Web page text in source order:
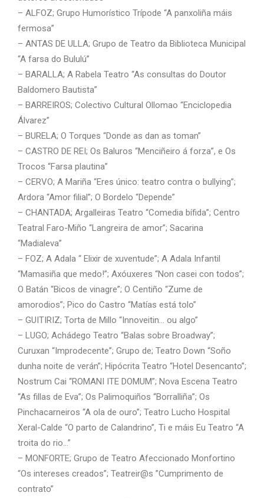
– ALFOZ; Grupo Humorístico Trípode “A panxoliña máis
fermosa”
– ANTAS DE ULLA; Grupo de Teatro da Biblioteca Municipal
“A farsa do Bululú”
– BARALLA; A Rabela Teatro “As consultas do Doutor
Baldomero Bautista”
– BARREIROS; Colectivo Cultural Ollomao “Enciclopedia
Álvarez”
– BURELA; O Torques “Donde as dan as toman”
– CASTRO DE REI; Os Baluros “Menciñeiro á forza”, e Os
Trocos “Farsa plautina”
– CERVO; A Mariña “Eres único: teatro contra o bullying”;
Ardora “Amor filial”; O Bordelo “Depende”
– CHANTADA; Argalleiras Teatro “Comedia bífida”; Centro
Teatral Faro-Miño “Langreira de amor”; Sacarina
“Madialeva”
– FOZ; A Adala “ Elixir de xuventude”; A Adala Infantil
“Mamasiña que medo!”; Axóuxeres “Non casei con todos”;
O Batán “Bicos de vinagre”; O Centiño “Zume de
amorodios”; Pico do Castro “Matías está tolo”
– GUITIRIZ; Torta de Millo “Innoveitin… ou algo”
– LUGO; Achádego Teatro “Balas sobre Broadway”;
Curuxan “Improdecente”; Grupo de; Teatro Down “Soño
dunha noite de verán”; Hipócrita Teatro “Hotel Desencanto”;
Nostrum Cai “ROMANI ITE DOMUM”; Nova Escena Teatro
“As fillas de Eva”; Os Palimoquiños “Borralliña”; Os
Pinchacarneiros “A ola de ouro”; Teatro Lucho Hospital
Xeral-Calde “O parto de Calandrino”, Ti e máis Eu Teatro “A
troita do rio…”
– MONFORTE; Grupo de Teatro Afeccionado Monfortino
“Os intereses creados”; Teatreir@s ”Cumprimento de
contrato”